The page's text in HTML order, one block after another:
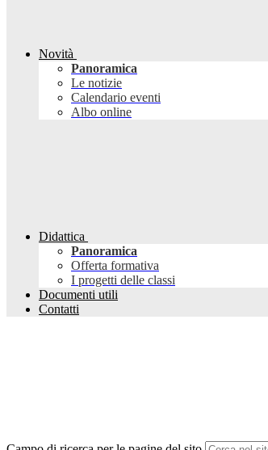
Novità
Panoramica
Le notizie
Calendario eventi
Albo online
Didattica
Panoramica
Offerta formativa
I progetti delle classi
Documenti utili
Contatti